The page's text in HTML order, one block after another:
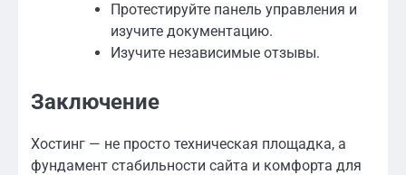
Протестируйте панель управления и
изучите документацию.
Изучите независимые отзывы.
Заключение
Хостинг — не просто техническая площадка, а
фундамент стабильности сайта и комфорта для